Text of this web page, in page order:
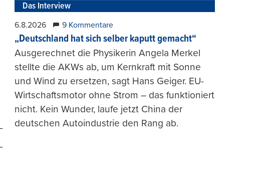
Das Interview
6.8.2026 9 Kommentare
„Deutschland hat sich selber kaputt gemacht“
Ausgerechnet die Physikerin Angela Merkel
stellte die AKWs ab, um Kernkraft mit Sonne
und Wind zu ersetzen, sagt Hans Geiger. EU-
Wirtschaftsmotor ohne Strom – das funktioniert
nicht. Kein Wunder, laufe jetzt China der
deutschen Autoindustrie den Rang ab.